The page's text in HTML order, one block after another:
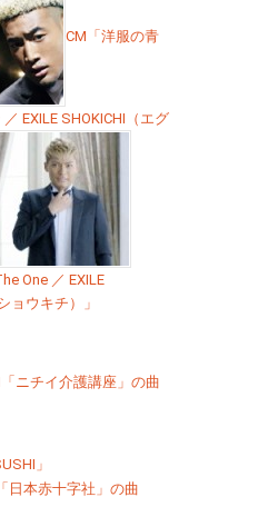
CM「洋服の青
EXILE SHOKICHI（エグ
One ／ EXILE
ョウキチ）」
ニチイ介護講座」の曲
」
日本赤十字社」の曲